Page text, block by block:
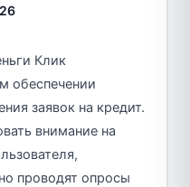
Клик
обеспечении
заявок на кредит.
внимание на
проводят опросы